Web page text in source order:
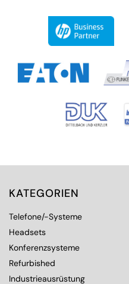
KATEGORIEN
Telefone/-Systeme
Headsets
Konferenzsysteme
Refurbished
Industrieausrüstung